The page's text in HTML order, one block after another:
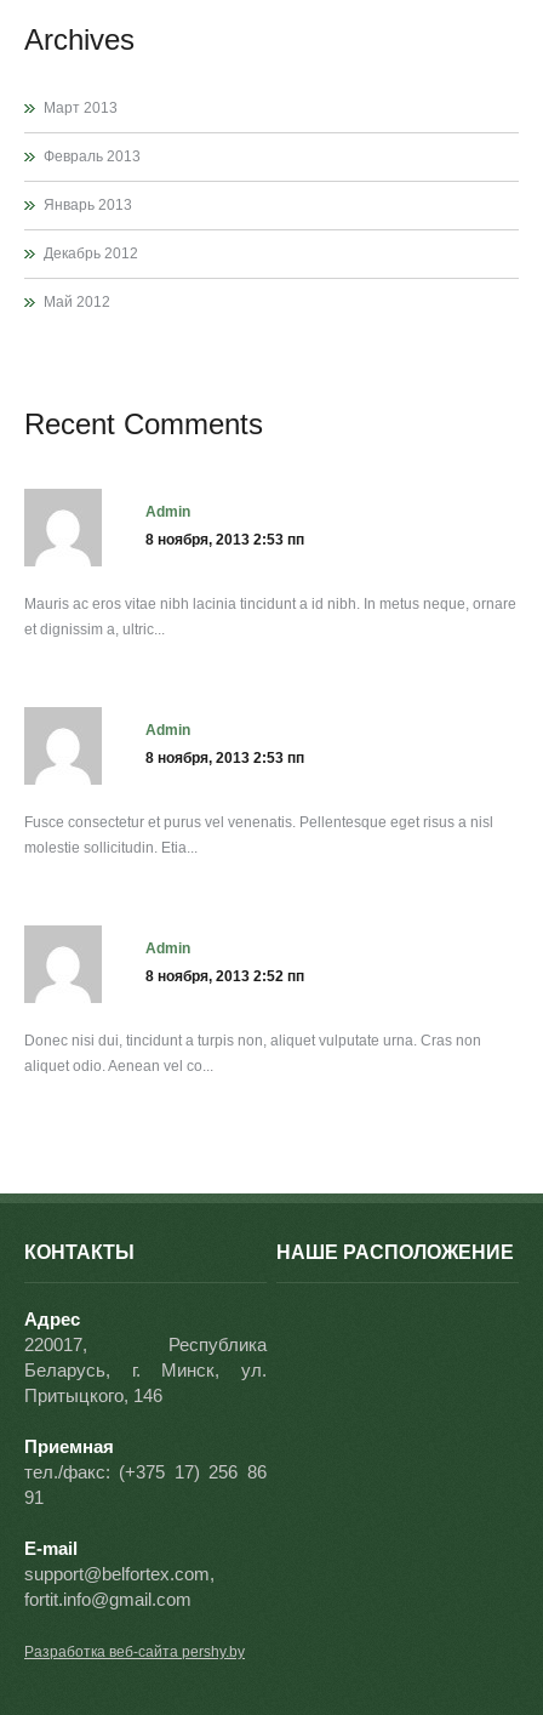
Archives
Март 2013
Февраль 2013
Январь 2013
Декабрь 2012
Май 2012
Recent Comments
admin
8 ноября, 2013 2:53 пп
Mauris ac eros vitae nibh lacinia tincidunt a id nibh. In metus neque, ornare
et dignissim a, ultric...
admin
8 ноября, 2013 2:53 пп
Fusce consectetur et purus vel venenatis. Pellentesque eget risus a nisl
molestie sollicitudin. Etia...
admin
8 ноября, 2013 2:52 пп
Donec nisi dui, tincidunt a turpis non, aliquet vulputate urna. Cras non
aliquet odio. Aenean vel co...
КОНТАКТЫ
Адрес
220017, Республика
Беларусь, г. Минск, ул.
Притыцкого, 146
Приемная
тел./факс: (+375 17) 256 86
91
E-mail
support@belfortex.com,
fortit.info@gmail.com
Разработка веб-сайта pershy.by
НАШЕ РАСПОЛОЖЕНИЕ